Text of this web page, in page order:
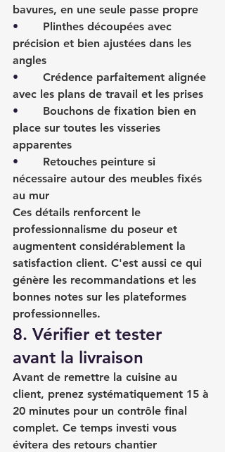
bavures, en une seule passe propre
• Plinthes découpées avec
précision et bien ajustées dans les
angles
• Crédence parfaitement alignée
avec les plans de travail et les prises
• Bouchons de fixation bien en
place sur toutes les visseries
apparentes
• Retouches peinture si
nécessaire autour des meubles fixés
au mur
Ces détails renforcent le
professionnalisme du poseur et
augmentent considérablement la
satisfaction client. C'est aussi ce qui
génère les recommandations et les
bonnes notes sur les plateformes
professionnelles.
8. Vérifier et tester
avant la livraison
Avant de remettre la cuisine au
client, prenez systématiquement 15 à
20 minutes pour un contrôle final
complet. Ce temps investi vous
évitera des retours chantier